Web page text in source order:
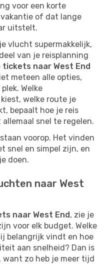
voor een korte
of dat lange
uitstelt.
vlucht supermakkelijk,
van je reisplanning
tickets naar West End
meteen alle opties,
Welke
welke route je
bepaalt hoe je reis
snel te regelen.
voorop. Het vinden
snel en simpel zijn, en
doen.
naar West
naar West End, zie je
voor elk budget. Welke
belangrijk vindt en hoe
aan snelheid? Dan is
zo heb je meer tijd